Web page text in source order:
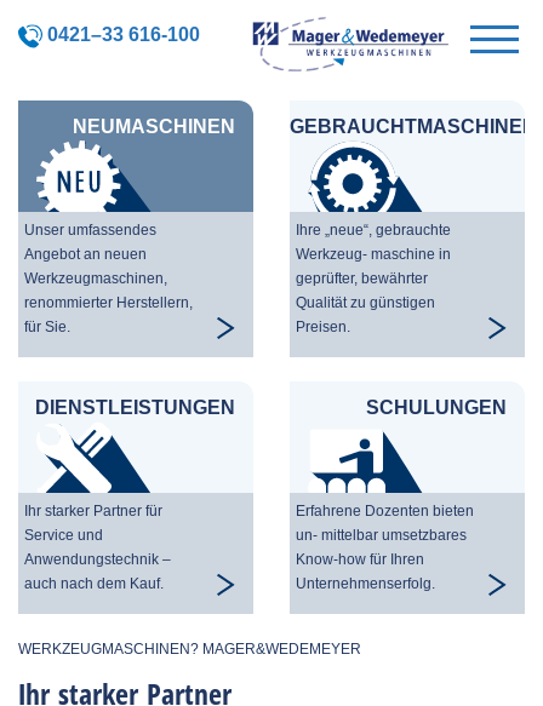
0421–33 616-100
NEUMASCHINEN
Unser umfassendes
Angebot an neuen
Werkzeugmaschinen,
renommierter Herstellern,
für Sie.
GEBRAUCHTMASCHINEN
Ihre „neue“, gebrauchte
Werkzeug- maschine in
geprüfter, bewährter
Qualität zu günstigen
Preisen.
DIENSTLEISTUNGEN
Ihr starker Partner für
Service und
Anwendungstechnik –
auch nach dem Kauf.
SCHULUNGEN
Erfahrene Dozenten bieten
un- mittelbar umsetzbares
Know-how für Ihren
Unternehmenserfolg.
WERKZEUGMASCHINEN? MAGER&WEDEMEYER
Ihr starker Partner